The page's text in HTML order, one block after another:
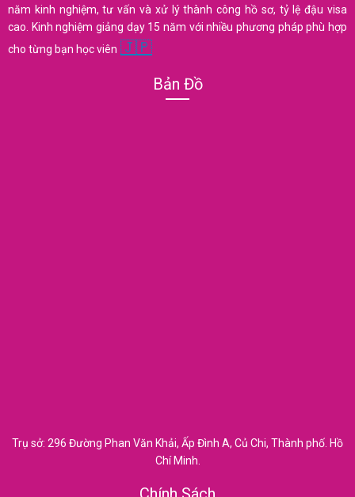
năm kinh nghiệm, tư vấn và xử lý thành công hồ sơ, tỷ lệ đậu visa
cao. Kinh nghiệm giảng dạy 15 năm với nhiều phương pháp phù hợp
cho từng bạn học viên 🇯🇵
Bản Đồ
Trụ sở: 296 Đường Phan Văn Khải, Ấp Đình A, Củ Chi, Thành phố. Hồ
Chí Minh.